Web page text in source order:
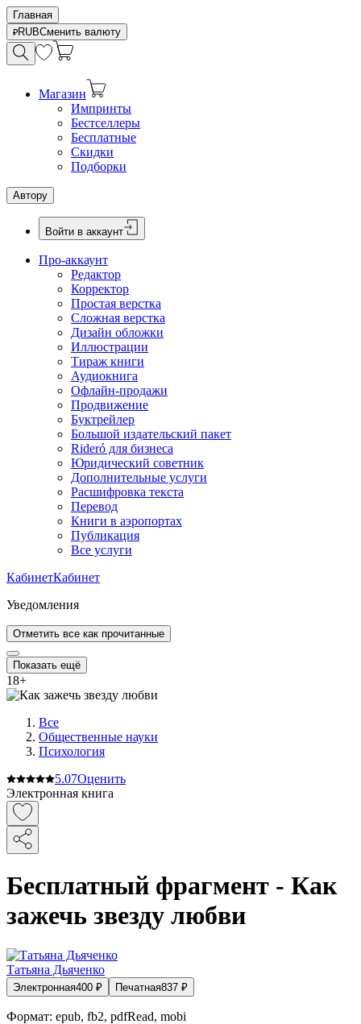
Главная
RUBСменить валюту
Магазин
Импринты
Бестселлеры
Бесплатные
Скидки
Подборки
Автору
Войти в аккаунт
Про-аккаунт
Редактор
Корректор
Простая верстка
Сложная верстка
Дизайн обложки
Иллюстрации
Тираж книги
Аудиокнига
Офлайн-продажи
Продвижение
Буктрейлер
Большой издательский пакет
Rideró для бизнеса
Юридический советник
Дополнительные услуги
Расшифровка текста
Перевод
Книги в аэропортах
Публикация
Все услуги
КабинетКабинет
Уведомления
Отметить все как прочитанные
Показать ещё
18+
Все
Общественные науки
Психология
5.07Оценить
Электронная книга
Бесплатный фрагмент - Как
зажечь звезду любви
Tатьяна Дьяченко
Электронная400 ₽ Печатная837 ₽
Формат: epub, fb2, pdfRead, mobi